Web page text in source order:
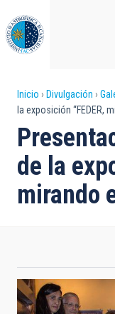
al
contenido
principal
Sobrescribir
enlaces
de
ayuda
a
Inicio Divulgación
la exposición “FEDER,
de la
mirando